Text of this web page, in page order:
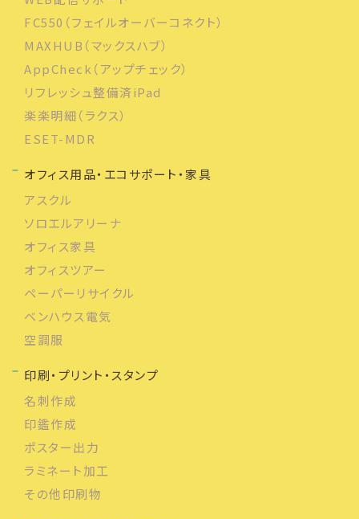
FC550（フェイルオーバーコネクト）
MAXHUB（マックスハブ）
AppCheck（アップチェック）
リフレッシュ整備済iPad
楽楽明細（ラクス）
ESET-MDR
オフィス用品・エコサポート・家具
アスクル
ソロエルアリーナ
オフィス家具
オフィスツアー
ペーパーリサイクル
ベンハウス電気
空調服
印刷・プリント・スタンプ
名刺作成
印鑑作成
ポスター出力
ラミネート加工
その他印刷物